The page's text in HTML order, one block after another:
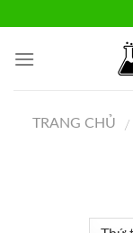
content
TRANG CHỦ /